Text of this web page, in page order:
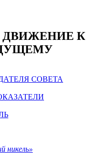
ДВИЖЕНИЕ К
СОВЕТА
никель»